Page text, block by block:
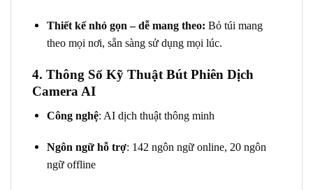
Thiết kế nhỏ gọn – dễ mang theo: Bỏ túi mang
theo mọi nơi, sẵn sàng sử dụng mọi lúc.
4. Thông Số Kỹ Thuật Bút Phiên Dịch
Camera AI
Công nghệ: AI dịch thuật thông minh
Ngôn ngữ hỗ trợ: 142 ngôn ngữ online, 20 ngôn
ngữ offline